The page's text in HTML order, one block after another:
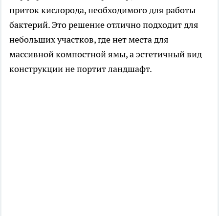
приток кислорода, необходимого для работы
бактерий. Это решение отлично подходит для
небольших участков, где нет места для
массивной компостной ямы, а эстетичный вид
конструкции не портит ландшафт.